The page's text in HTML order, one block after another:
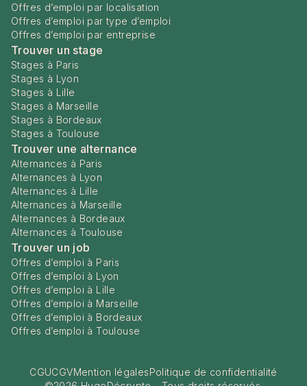
Offres d’emploi par localisation
Offres d’emploi par type d’emploi
Offres d’emploi par entreprise
Trouver un stage
Stages à Paris
Stages à Lyon
Stages à Lille
Stages à Marseille
Stages à Bordeaux
Stages à Toulouse
Trouver une alternance
Alternances à Paris
Alternances à Lyon
Alternances à Lille
Alternances à Marseille
Alternances à Bordeaux
Alternances à Toulouse
Trouver un job
Offres d’emploi à Paris
Offres d’emploi à Lyon
Offres d’emploi à Lille
Offres d’emploi à Marseille
Offres d’emploi à Bordeaux
Offres d’emploi à Toulouse
CGUCGVMention légalesPolitique de confidentialité